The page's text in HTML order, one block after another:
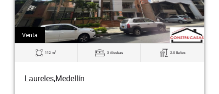
Venta
112 m2 3 Alcobas 2.0 Baños
Laureles,Medellín